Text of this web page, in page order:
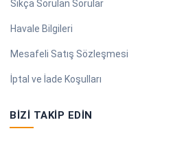
Sıkça Sorulan Sorular
Havale Bilgileri
Mesafeli Satış Sözleşmesi
İptal ve İade Koşulları
BIZI TAKIP EDIN